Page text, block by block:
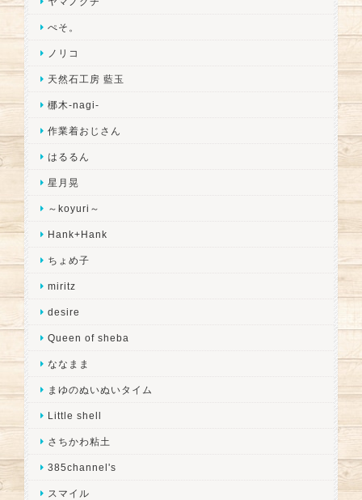
ぺそ。
ノリコ
天然石工房 藍玉
梛木-nagi-
作業着おじさん
はるるん
星月晃
～koyuri～
Hank+Hank
ちょめ子
miritz
desire
Queen of sheba
ななまま
まゆのぬいぬいタイム
Little shell
さちかわ粘土
385channel's
スマイル